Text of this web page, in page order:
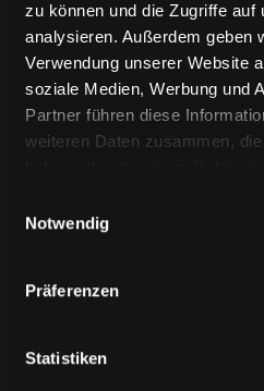
zu können und die Zugriffe auf
analysieren. Außerdem geben
Verwendung unserer Website
soziale Medien, Werbung und
Partner führen diese
weiteren Daten zusammen,
Notwendig
Präferenzen
Statistiken